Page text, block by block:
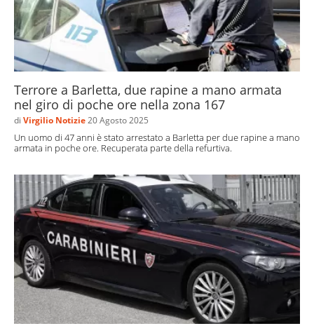
Terrore a Barletta, due rapine a mano armata
nel giro di poche ore nella zona 167
di Virgilio Notizie20 Agosto 2025
Un uomo di 47 anni è stato arrestato a Barletta per due rapine a mano
armata in poche ore. Recuperata parte della refurtiva.